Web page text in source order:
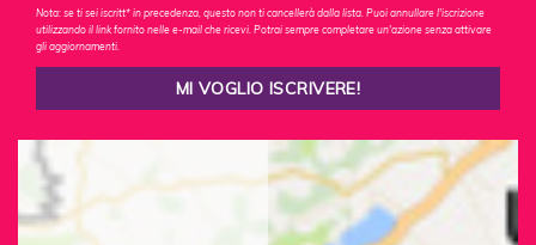
Nota: se ti sei iscritt* in precedenza, questo non ti cancellerà dalla lista. Puoi annullare l'iscrizione
utilizzando il link fornito nelle e-mail che ricevi. Potrai sempre completare un'azione senza attivare
gli aggiornamenti.